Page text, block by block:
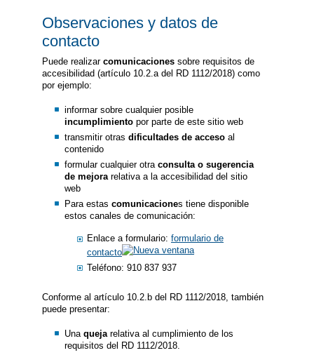
Observaciones y datos de
contacto
Puede realizar comunicaciones sobre requisitos de
accesibilidad (artículo 10.2.a del RD 1112/2018) como
por ejemplo:
informar sobre cualquier posible
incumplimientopor parte de este sitio web
transmitir otras dificultades de accesoal
contenido
formular cualquier otra consulta o sugerencia
de mejorarelativa a la accesibilidad del sitio
web
Para estas comunicaciones tiene disponible
estos canales de comunicación:
Enlace a formulario: formulario de
contacto
Teléfono: 910 837 937
Conforme al artículo 10.2.b del RD 1112/2018, también
puede presentar:
Una quejarelativa al cumplimiento de los
requisitos del RD 1112/2018.